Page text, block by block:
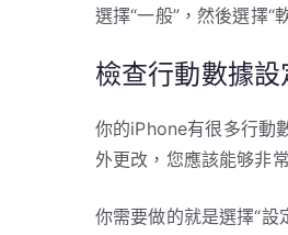
選擇“一般”，然後選擇
檢查行動數據設
你的iPhone有很多行動
外更改，您應該能够非
你需要做的就是選擇“設